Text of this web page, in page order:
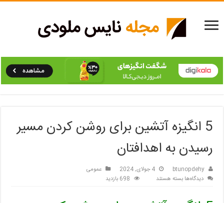
5 انگیزه آتشین برای روشن کردن مسیر
رسیدن به اهدافتان
btunopdehy 4 جولای, 2024
عمومی
دیدگاه‌هابرای
بسته هستند 698 بازدید